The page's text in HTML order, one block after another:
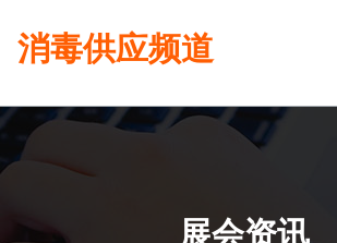
容
消毒供应频道
展会资讯